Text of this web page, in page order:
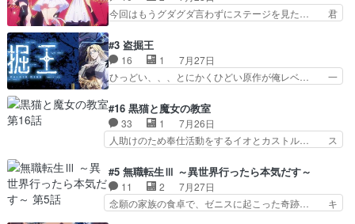
行き当たりばったり訪問…
って下衆い国なら進退窮まったら手… 蘇生魔法ヤ
バイけどミミいなかったら詰んで… アニメオタク
うございました！アリとセイ… ごめん、そういう
話がしたい作品じゃないの… 第４話感想：その口
止め効果あるかな？ミミ…
今回はもうグダグダ言わずにステージを見た… 君
カノ版ラブライブ！？こういうのは人… 俺、みん
なのレッスン動画をDVDが焼きき… アナウンス
役で出演いたしましたみんなのア… 恋太郎ファミ
リーがガチでアイドルに挑戦！… ギャグギャグし
カノGirlfrien… 『アイドル伝説恋太郎ファミリ
ー』にて「ア… 安木路佐ウル子役で出演いたしま
したクォリ…
#3 盗掘王
16 1
7月27日
ひっどい、、、とにかくひどい原作が俺レベ… 一
美咲さんと言えば幼女！アイマスの市原… 遼河は
目的の為には人命も軽視するタイプの… 4つのス
キルが揃う。広い墓を捜索中、遼河… 村正はそん
なおどろおどろしいエピソードあ… 気持ちよくし
レベのアニメ制作を日本に奪… 予言で正体がバレ
る、もう騙し討ちは出来な… 村正の墓、アニメで
見ると一杯で怖いな。ア…
#16 黒猫と魔女の教室
33 1
7月26日
人助けのため奉仕活動をするイオとカストル… ス
とカストルの共通点は、魔法の制御が出… 椋鳥の
大群て…住民から迷惑がられてない？… キングコ
ングor進撃の巨人牡羊座のアルデ… スピカ・イ
オ・カストルという組み合わせ。… 有り余るパワ
#5 無職転生Ⅲ ～異世界行ったら本気だす～
11 2
7月27日
念願の家族の食卓で、ゼニスに起こった奇跡… キ